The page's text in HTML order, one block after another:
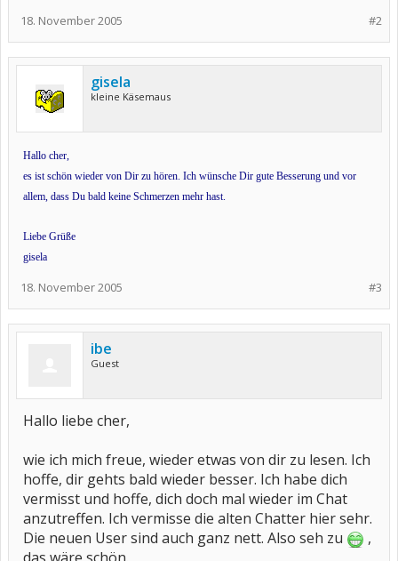
#2
18. November 2005
gisela
kleine Käsemaus
Hallo cher,
es ist schön wieder von Dir zu hören. Ich wünsche Dir gute Besserung und vor
allem, dass Du bald keine Schmerzen mehr hast.
Liebe Grüße
gisela
#3
18. November 2005
ibe
Guest
Hallo liebe cher,
wie ich mich freue, wieder etwas von dir zu lesen. Ich
hoffe, dir gehts bald wieder besser. Ich habe dich
vermisst und hoffe, dich doch mal wieder im Chat
anzutreffen. Ich vermisse die alten Chatter hier sehr.
Die neuen User sind auch ganz nett. Also seh zu
,